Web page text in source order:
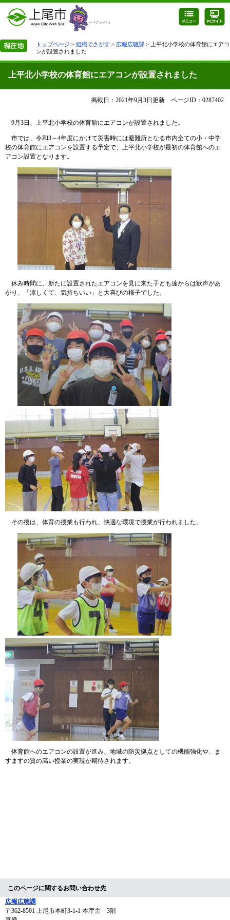
トップページ > 組織でさがす > 広報広聴課 > 上平北小学校の体育館にエアコ
ンが設置されました
上平北小学校の体育館にエアコンが設置されました
掲載日：2021年9月3日更新 ページID：0287402
9月3日、上平北小学校の体育館にエアコンが設置されました。
市では、令和3～4年度にかけて災害時には避難所となる市内全ての小・中学
校の体育館にエアコンを設置する予定で、上平北小学校が最初の体育館へのエ
アコン設置となります。
休み時間に、新たに設置されたエアコンを見に来た子ども達からは歓声があ
がり、「涼しくて、気持ちいい」と大喜びの様子でした。
その後は、体育の授業も行われ、快適な環境で授業が行われました。
体育館へのエアコンの設置が進み、地域の防災拠点としての機能強化や、ま
すますの質の高い授業の実現が期待されます。
このページに関するお問い合わせ先
広報広聴課
〒362-8501
上尾市本町3-1-1 本庁舎 3階